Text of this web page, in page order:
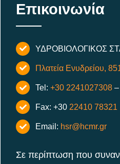
Επικοινωνία
ΥΔΡΟΒΙΟΛΟΓΙΚΟΣ
Πλατεία Ενυδρείου,
Tel:+30 2241027308
Fax: +30 22410 78321
Email: hsr@hcmr.gr
Σε περίπτωση που